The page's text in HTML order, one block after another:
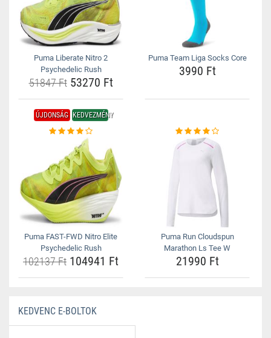
Puma Liberate Nitro 2
Psychedelic Rush
51847 Ft53270 Ft
Puma Team Liga Socks Core
3990 Ft
ÚJDONSÁG KEDVEZMÉNY
Puma FAST-FWD Nitro Elite
Psychedelic Rush
102137 Ft 104941 Ft
Puma Run Cloudspun
Marathon Ls Tee W
21990 Ft
KEDVENC E-BOLTOK